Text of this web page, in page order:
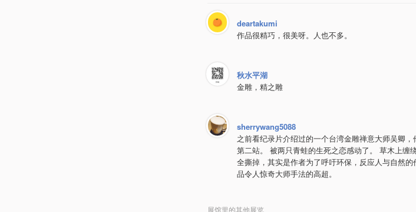
deartakumi
作品很精巧，很美呀。人也不多。
秋水平湖
金雕，精之雕
sherrywang5088
之前看纪录片介绍过的一个台湾金雕禅意大师吴卿
第二站。 被两只青蛙的生死之恋感动了。 草木上缠
全撕掉，其实是作者为了呼吁环保，反应人与自然
品令人惊奇大师手法的高超。
展馆里的其他展览